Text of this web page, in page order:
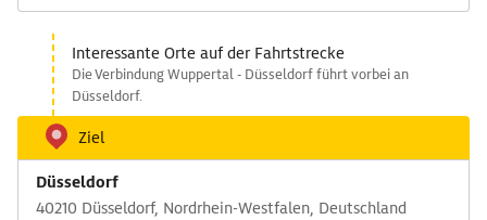
Interessante Orte auf der Fahrtstrecke
Die Verbindung Wuppertal - Düsseldorf führt vorbei an
Düsseldorf.
Ziel
Düsseldorf
40210 Düsseldorf, Nordrhein-Westfalen, Deutschland